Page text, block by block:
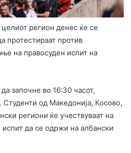
регион денес ќе се
протестираат против
на правосуден испит на
започне во 16:30 часот,
Студенти од Македонија, Косово,
региони ќе учествуваат на
испит да се одржи на албански